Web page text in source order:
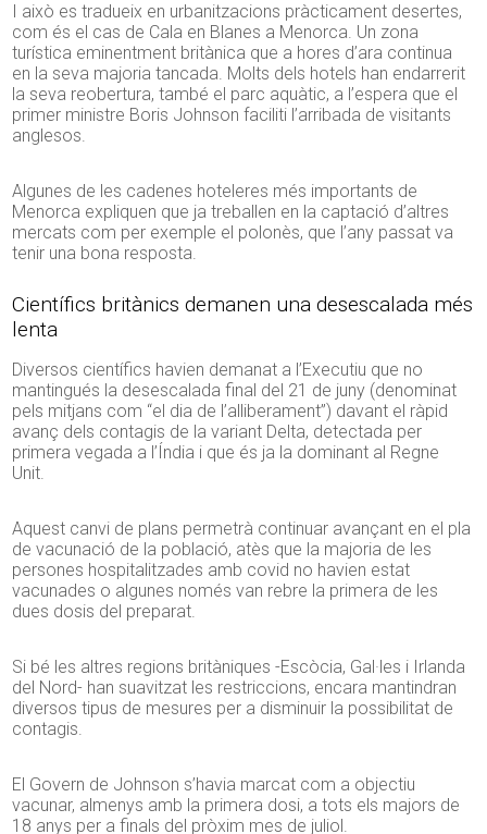
I això es tradueix en urbanitzacions pràcticament desertes,
com és el cas de Cala en Blanes a Menorca. Un zona
turística eminentment britànica que a hores d’ara continua
en la seva majoria tancada. Molts dels hotels han endarrerit
la seva reobertura, també el parc aquàtic, a l’espera que el
primer ministre Boris Johnson faciliti l’arribada de visitants
anglesos.
Algunes de les cadenes hoteleres més importants de
Menorca expliquen que ja treballen en la captació d’altres
mercats com per exemple el polonès, que l’any passat va
tenir una bona resposta.
Científics britànics demanen una desescalada més
lenta
Diversos científics havien demanat a l’Executiu que no
mantingués la desescalada final del 21 de juny (denominat
pels mitjans com “el dia de l’alliberament”) davant el ràpid
avanç dels contagis de la variant Delta, detectada per
primera vegada a l’Índia i que és ja la dominant al Regne
Unit.
Aquest canvi de plans permetrà continuar avançant en el pla
de vacunació de la població, atès que la majoria de les
persones hospitalitzades amb covid no havien estat
vacunades o algunes només van rebre la primera de les
dues dosis del preparat.
Si bé les altres regions britàniques -Escòcia, Gal·les i Irlanda
del Nord- han suavitzat les restriccions, encara mantindran
diversos tipus de mesures per a disminuir la possibilitat de
contagis.
El Govern de Johnson s’havia marcat com a objectiu
vacunar, almenys amb la primera dosi, a tots els majors de
18 anys per a finals del pròxim mes de juliol.